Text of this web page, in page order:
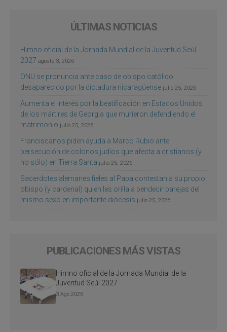
ÚLTIMAS NOTICIAS
Himno oficial de la Jornada Mundial de la Juventud Seúl
2027 agosto 3, 2026
ONU se pronuncia ante caso de obispo católico
desaparecido por la dictadura nicaragüense julio 25, 2026
Aumenta el interés por la beatificación en Estados Unidos
de los mártires de Georgia que murieron defendiendo el
matrimonio julio 25, 2026
Franciscanos piden ayuda a Marco Rubio ante
persecución de colonos judíos que afecta a cristianos (y
no sólo) en Tierra Santa julio 25, 2026
Sacerdotes alemanes fieles al Papa contestan a su propio
obispo (y cardenal) quien les orilla a bendecir parejas del
mismo sexo en importante diócesis julio 25, 2026
PUBLICACIONES MÁS VISTAS
Himno oficial de la Jornada Mundial de la
Juventud Seúl 2027
3 Ago 2026